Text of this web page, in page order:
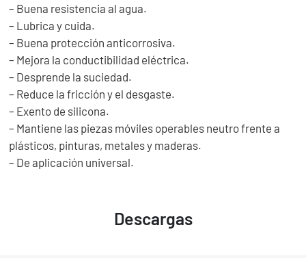
Descargas
– Buena resistencia al agua.
– Lubrica y cuida.
– Buena protección anticorrosiva.
– Mejora la conductibilidad eléctrica.
– Desprende la suciedad.
– Reduce la fricción y el desgaste.
– Exento de silicona.
– Mantiene las piezas móviles operables neutro frente a
plásticos, pinturas, metales y maderas.
– De aplicación universal.